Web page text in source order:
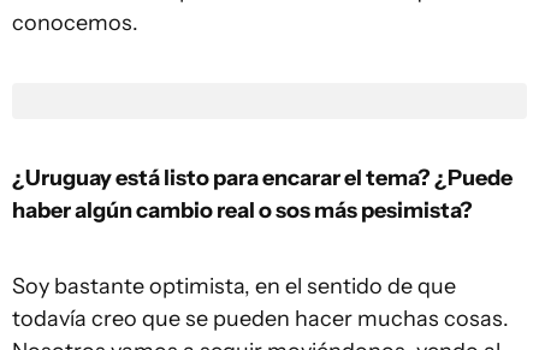
conocemos.
¿Uruguay está listo para encarar el tema? ¿Puede
haber algún cambio real o sos más pesimista?
Soy bastante optimista, en el sentido de que
todavía creo que se pueden hacer muchas cosas.